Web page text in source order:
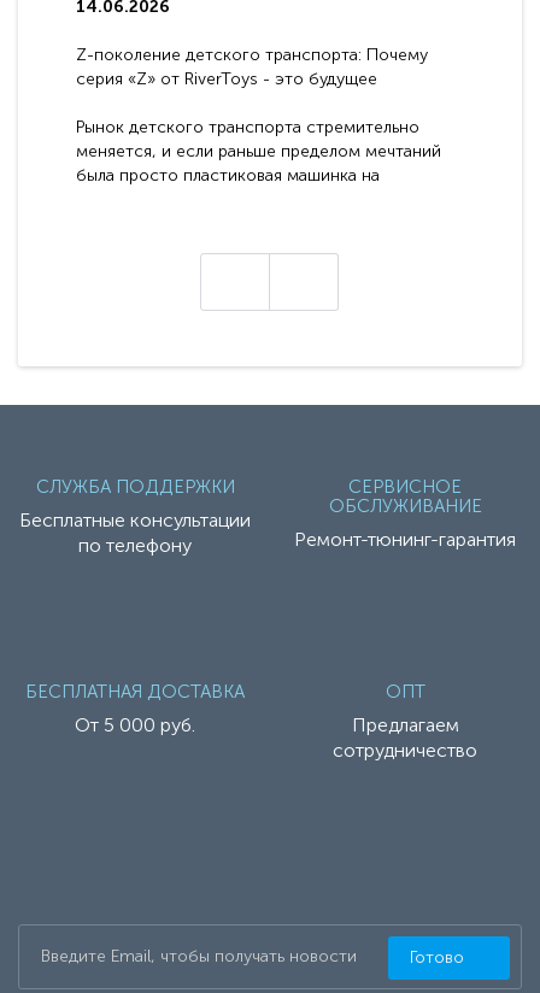
14.06.2026
Z-поколение детского транспорта: Почему
серия «Z» от RiverToys - это будущее
Рынок детского транспорта стремительно
меняется, и если раньше пределом мечтаний
была просто пластиковая машинка на
СЛУЖБА ПОДДЕРЖКИ
Бесплатные консультации
по телефону
СЕРВИСНОЕ
ОБСЛУЖИВАНИЕ
Ремонт-тюнинг-гарантия
БЕСПЛАТНАЯ ДОСТАВКА
От 5 000 руб.
ОПТ
Предлагаем
сотрудничество
Готово